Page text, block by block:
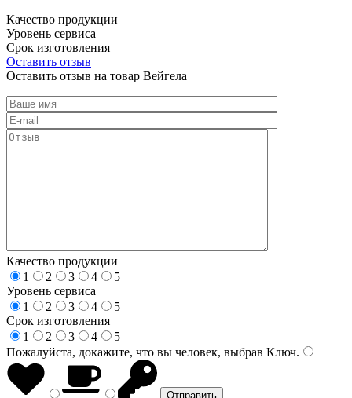
Качество продукции
Уровень сервиса
Срок изготовления
Оставить отзыв
Оставить отзыв на товар Вейгела
Качество продукции
1
2 3 4
5
Уровень сервиса
1
2 3 4
5
Срок изготовления
1
2 3 4
5
Пожалуйста, докажите, что вы человек, выбрав Ключ.